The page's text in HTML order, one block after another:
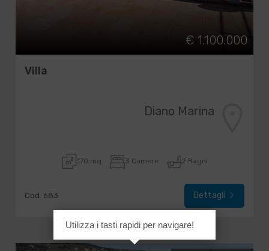
€ 1.100.000
Villa
Diano Marina
170 mq 3 Camere 2 Bagni
Cod. 683 Dettagli
Utilizza i tasti rapidi per navigare!